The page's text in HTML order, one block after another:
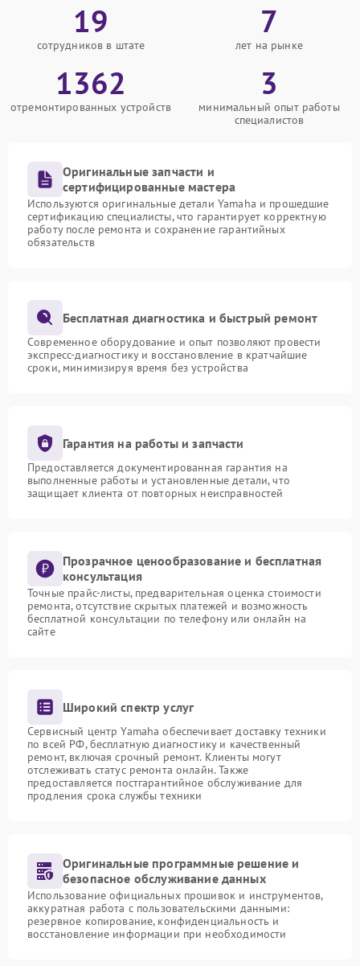
19
сотрудников в штате
7
лет на рынке
1362
отремонтированных устройств
3
минимальный опыт работы
специалистов
Оригинальные запчасти и
сертифицированные мастера
Используются оригинальные детали Yamaha и прошедшие
сертификацию специалисты, что гарантирует корректную
работу после ремонта и сохранение гарантийных
обязательств
Бесплатная диагностика и быстрый ремонт
Современное оборудование и опыт позволяют провести
экспресс-диагностику и восстановление в кратчайшие
сроки, минимизируя время без устройства
Гарантия на работы и запчасти
Предоставляется документированная гарантия на
выполненные работы и установленные детали, что
защищает клиента от повторных неисправностей
Прозрачное ценообразование и бесплатная
консультация
Точные прайс-листы, предварительная оценка стоимости
ремонта, отсутствие скрытых платежей и возможность
бесплатной консультации по телефону или онлайн на
сайте
Широкий спектр услуг
Сервисный центр Yamaha обеспечивает доставку техники
по всей РФ, бесплатную диагностику и качественный
ремонт, включая срочный ремонт. Клиенты могут
отслеживать статус ремонта онлайн. Также
предоставляется постгарантийное обслуживание для
продления срока службы техники
Оригинальные программные решение и
безопасное обслуживание данных
Использование официальных прошивок и инструментов,
аккуратная работа с пользовательскими данными:
резервное копирование, конфиденциальность и
восстановление информации при необходимости